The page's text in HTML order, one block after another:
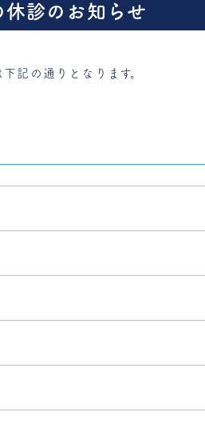
休診のお知らせ
記の通りとなります。